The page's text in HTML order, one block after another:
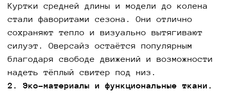
Куртки средней длины и модели до колена
стали фаворитами сезона. Они отлично
сохраняют тепло и визуально вытягивают
силуэт. Оверсайз остаётся популярным
благодаря свободе движений и возможности
надеть тёплый свитер под низ.
2. Эко-материалы и функциональные ткани.